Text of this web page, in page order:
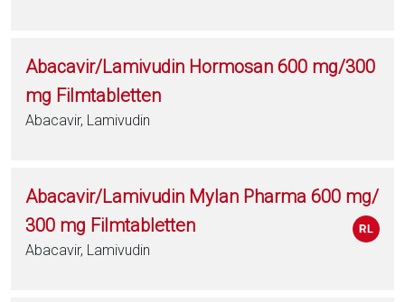
Abacavir/Lamivudin Hormosan 600 mg/300
mg Filmtabletten
Abacavir, Lamivudin
Abacavir/Lamivudin Mylan Pharma 600 mg/
300 mg Filmtabletten
Abacavir, Lamivudin